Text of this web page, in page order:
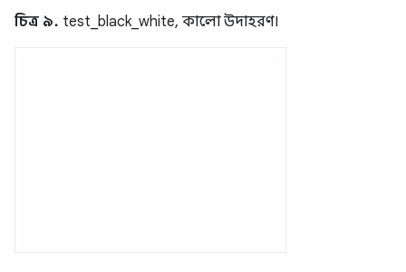
চিত্র ৯. test_black_white, কালো উদাহরণ।